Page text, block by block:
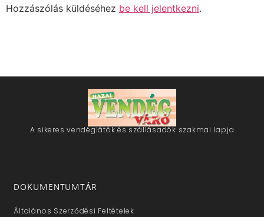
Hozzászólás küldéséhez be kell jelentkezni.
A sikeres vendéglátók és szállásadók szakmai lapja
DOKUMENTUMTÁR
Általános Szerződési Feltételek